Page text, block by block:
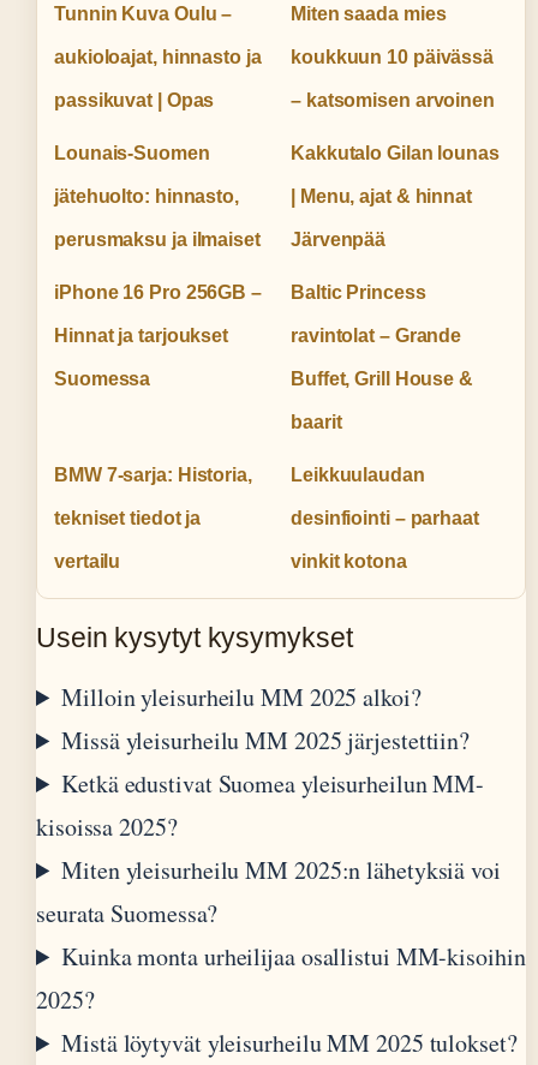
Tunnin Kuva Oulu –
aukioloajat, hinnasto ja
passikuvat | Opas
Miten saada mies
koukkuun 10 päivässä
– katsomisen arvoinen
Lounais-Suomen
jätehuolto: hinnasto,
perusmaksu ja ilmaiset
Kakkutalo Gilan lounas
| Menu, ajat & hinnat
Järvenpää
iPhone 16 Pro 256GB –
Hinnat ja tarjoukset
Suomessa
Baltic Princess
ravintolat – Grande
Buffet, Grill House &
baarit
BMW 7-sarja: Historia,
tekniset tiedot ja
vertailu
Leikkuulaudan
desinfiointi – parhaat
vinkit kotona
Usein kysytyt kysymykset
Milloin yleisurheilu MM 2025 alkoi?
Missä yleisurheilu MM 2025 järjestettiin?
Ketkä edustivat Suomea yleisurheilun MM-
kisoissa 2025?
Miten yleisurheilu MM 2025:n lähetyksiä voi
seurata Suomessa?
Kuinka monta urheilijaa osallistui MM-kisoihin
2025?
Mistä löytyvät yleisurheilu MM 2025 tulokset?